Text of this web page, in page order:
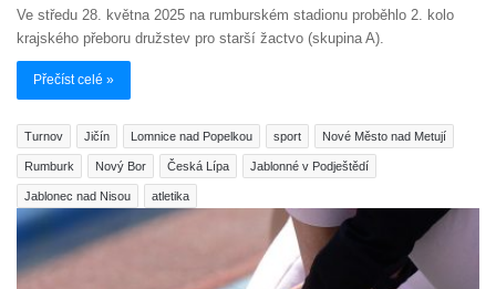
Ve středu 28. května 2025 na rumburském stadionu proběhlo 2. kolo
krajského přeboru družstev pro starší žactvo (skupina A).
Přečíst celé »
Turnov Jičín Lomnice nad Popelkou sport Nové Město nad Metují
Rumburk Nový Bor Česká Lípa Jablonné v Podještědí
Jablonec nad Nisou atletika